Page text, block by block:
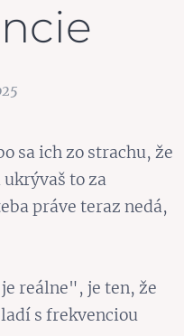
sa ich zo strachu, že
to za
práve teraz nedá,
reálne", je ten, že
s frekvenciou